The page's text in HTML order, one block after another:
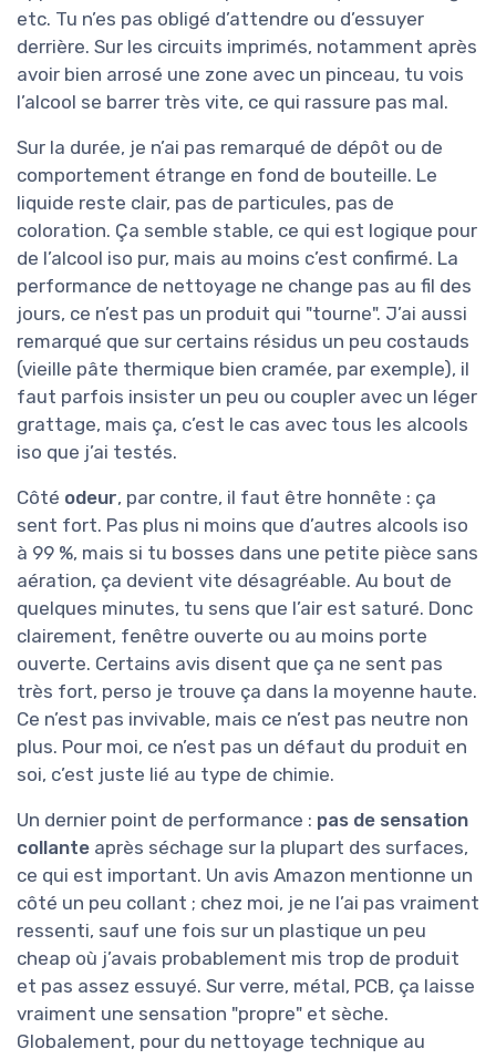
etc. Tu n’es pas obligé d’attendre ou d’essuyer
derrière. Sur les circuits imprimés, notamment après
avoir bien arrosé une zone avec un pinceau, tu vois
l’alcool se barrer très vite, ce qui rassure pas mal.
Sur la durée, je n’ai pas remarqué de dépôt ou de
comportement étrange en fond de bouteille. Le
liquide reste clair, pas de particules, pas de
coloration. Ça semble stable, ce qui est logique pour
de l’alcool iso pur, mais au moins c’est confirmé. La
performance de nettoyage ne change pas au fil des
jours, ce n’est pas un produit qui "tourne". J’ai aussi
remarqué que sur certains résidus un peu costauds
(vieille pâte thermique bien cramée, par exemple), il
faut parfois insister un peu ou coupler avec un léger
grattage, mais ça, c’est le cas avec tous les alcools
iso que j’ai testés.
Côté odeur, par contre, il faut être honnête : ça
sent fort. Pas plus ni moins que d’autres alcools iso
à 99 %, mais si tu bosses dans une petite pièce sans
aération, ça devient vite désagréable. Au bout de
quelques minutes, tu sens que l’air est saturé. Donc
clairement, fenêtre ouverte ou au moins porte
ouverte. Certains avis disent que ça ne sent pas
très fort, perso je trouve ça dans la moyenne haute.
Ce n’est pas invivable, mais ce n’est pas neutre non
plus. Pour moi, ce n’est pas un défaut du produit en
soi, c’est juste lié au type de chimie.
Un dernier point de performance : pas de sensation
collante après séchage sur la plupart des surfaces,
ce qui est important. Un avis Amazon mentionne un
côté un peu collant ; chez moi, je ne l’ai pas vraiment
ressenti, sauf une fois sur un plastique un peu
cheap où j’avais probablement mis trop de produit
et pas assez essuyé. Sur verre, métal, PCB, ça laisse
vraiment une sensation "propre" et sèche.
Globalement, pour du nettoyage technique au